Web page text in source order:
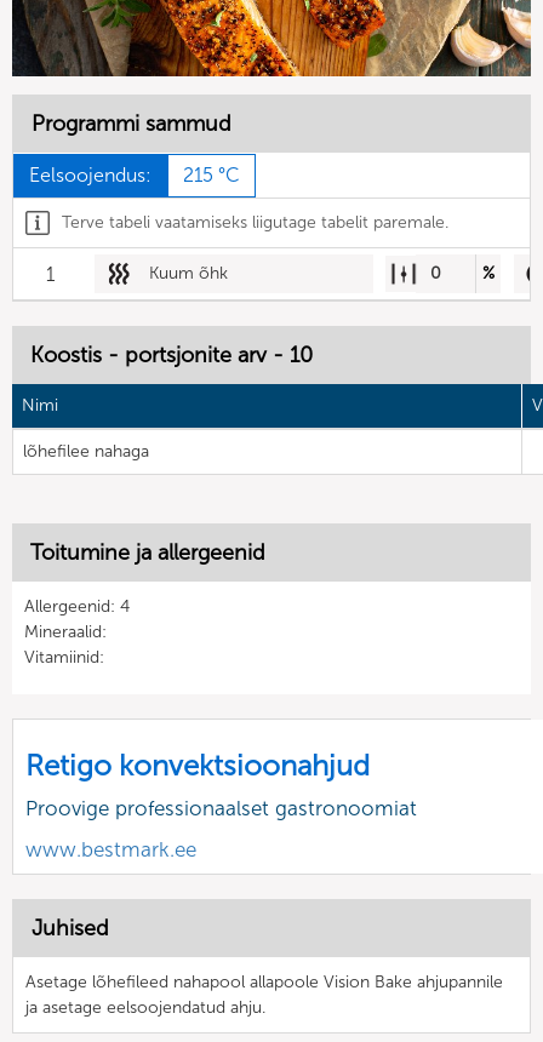
Programmi sammud
Eelsoojendus: 215 °C
Terve tabeli vaatamiseks liigutage tabelit paremale.
1 Kuum õhk 0 %
Koostis - portsjonite arv - 10
Nimi
lõhefilee nahaga
Toitumine ja allergeenid
Allergeenid: 4
Mineraalid:
Vitamiinid:
Retigo konvektsioonahjud
Proovige professionaalset gastronoomiat
www.bestmark.ee
Juhised
Asetage lõhefileed nahapool allapoole Vision Bake ahjupannile
ja asetage eelsoojendatud ahju.